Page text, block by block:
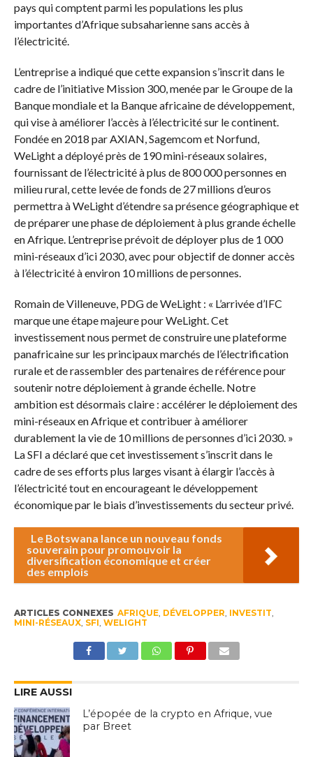
pays qui comptent parmi les populations les plus
importantes d’Afrique subsaharienne sans accès à
l’électricité.
L’entreprise a indiqué que cette expansion s’inscrit dans le
cadre de l’initiative Mission 300, menée par le Groupe de la
Banque mondiale et la Banque africaine de développement,
qui vise à améliorer l’accès à l’électricité sur le continent.
Fondée en 2018 par AXIAN, Sagemcom et Norfund,
WeLight a déployé près de 190 mini-réseaux solaires,
fournissant de l’électricité à plus de 800 000 personnes en
milieu rural, cette levée de fonds de 27 millions d’euros
permettra à WeLight d’étendre sa présence géographique et
de préparer une phase de déploiement à plus grande échelle
en Afrique. L’entreprise prévoit de déployer plus de 1 000
mini-réseaux d’ici 2030, avec pour objectif de donner accès
à l’électricité à environ 10 millions de personnes.
Romain de Villeneuve, PDG de WeLight : « L’arrivée d’IFC
marque une étape majeure pour WeLight. Cet
investissement nous permet de construire une plateforme
panafricaine sur les principaux marchés de l’électrification
rurale et de rassembler des partenaires de référence pour
soutenir notre déploiement à grande échelle. Notre
ambition est désormais claire : accélérer le déploiement des
mini-réseaux en Afrique et contribuer à améliorer
durablement la vie de 10 millions de personnes d’ici 2030. »
La SFI a déclaré que cet investissement s’inscrit dans le
cadre de ses efforts plus larges visant à élargir l’accès à
l’électricité tout en encourageant le développement
économique par le biais d’investissements du secteur privé.
Le Botswana lance un nouveau fonds
souverain pour promouvoir la
diversification économique et créer
des emplois
ARTICLES CONNEXES AFRIQUE, DÉVELOPPER, INVESTIT,
MINI-RÉSEAUX, SFI, WELIGHT
LIRE AUSSI
L’épopée de la crypto en Afrique, vue
par Breet